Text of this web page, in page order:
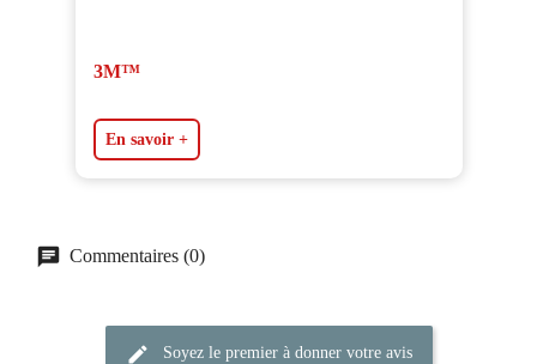
3M™
En savoir +
Commentaires (0)
Soyez le premier à donner votre avis